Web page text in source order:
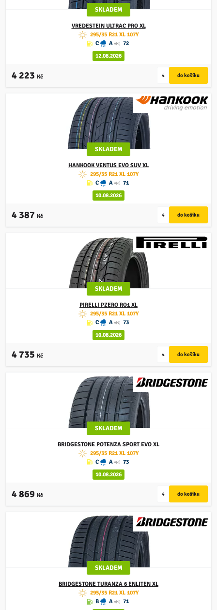
SKLADEM
VREDESTEINULTRAC PRO XL
295/35 R21 XL 107Y
C
A
72
12.08.2026
4 223 Kč
SKLADEM
HANKOOKVENTUS EVO SUV XL
295/35 R21 XL 107Y
C
A
71
10.08.2026
4 387 Kč
SKLADEM
PIRELLI PZERO RO1 XL
295/35 R21 XL 107Y
C
A
73
10.08.2026
4 735 Kč
SKLADEM
BRIDGESTONE POTENZA SPORT EVO XL
295/35 R21 XL 107Y
C
A
73
10.08.2026
4 869 Kč
SKLADEM
BRIDGESTONE TURANZA 6 ENLITEN XL
295/35 R21 XL 107Y
B
A
71